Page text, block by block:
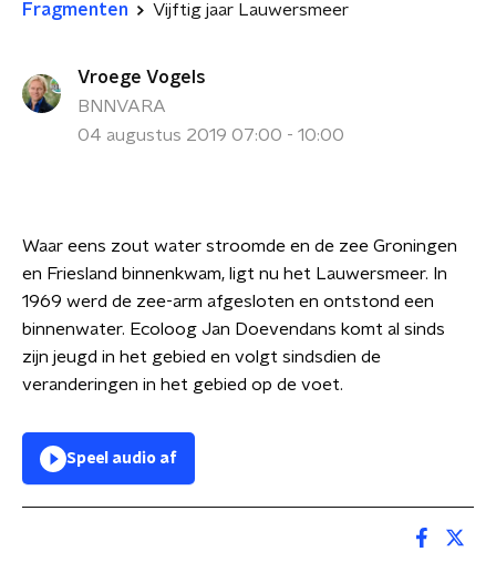
Fragmenten Vijftig jaar Lauwersmeer
Vroege Vogels
BNNVARA
04 augustus 2019 07:00 - 10:00
Waar eens zout water stroomde en de zee Groningen
en Friesland binnenkwam, ligt nu het Lauwersmeer. In
1969 werd de zee-arm afgesloten en ontstond een
binnenwater. Ecoloog Jan Doevendans komt al sinds
zijn jeugd in het gebied en volgt sindsdien de
veranderingen in het gebied op de voet.
Speel audio af